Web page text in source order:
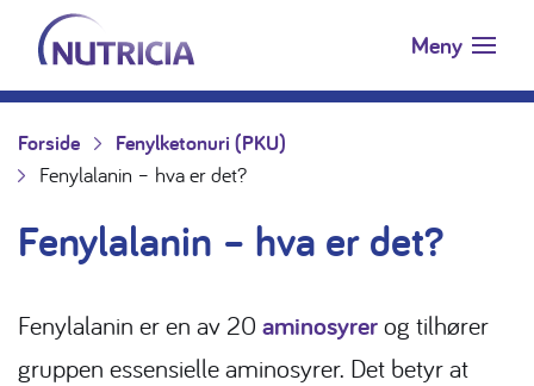
Hopp til innholdet
Nutricia.no Meny
Forside
Fenylketonuri (PKU)
Fenylalanin – hva er det?
Fenylalanin – hva er det?
Fenylalanin er en av 20 aminosyrerog tilhører
gruppen essensielle aminosyrer. Det betyr at